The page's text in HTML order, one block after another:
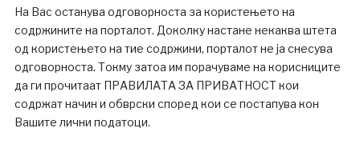
На Вас останува одговорноста за користењето на
содржините на порталот. Доколку настане некаква штета
од користењето на тие содржини, порталот не ја снесува
одговорноста. Токму затоа им порачуваме на корисниците
да ги прочитаат ПРАВИЛАТА ЗА ПРИВАТНОСТ кои
содржат начин и обврски според кои се постапува кон
Вашите лични податоци.